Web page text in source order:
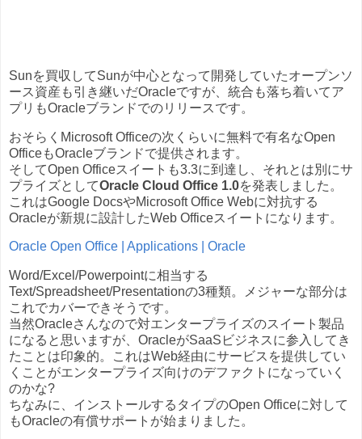
Sunを買収してSunが中心となって開発していたオープンソ
ース資産も引き継いだOracleですが、統合も落ち着いてア
プリもOracleブランドでのリリースです。
おそらくMicrosoft Officeの次くらいに無料で有名なOpen
OfficeもOracleブランドで提供されます。
そしてOpen Officeスイートも3.3に到達し、それとは別にサ
プライズとしてOracle Cloud Office 1.0を発表しました。
これはGoogle DocsやMicrosoft Office Webに対抗する
Oracleが新規に設計したWeb Officeスイートになります。
Oracle Open Office | Applications | Oracle
Word/Excel/Powerpointに相当する
Text/Spreadsheet/Presentationの3種類。メジャーな部分は
これでカバーできそうです。
当然Oracleさんなので対エンタープライズのスイート製品
になると思いますが、OracleがSaaSビジネスに参入してき
たことは印象的。これはWeb経由にサービスを提供してい
くことがエンタープライズ向けのデファクトになっていく
のかな?
ちなみに、インストールするタイプのOpen Officeに対して
もOracleの有償サポートが始まりました。